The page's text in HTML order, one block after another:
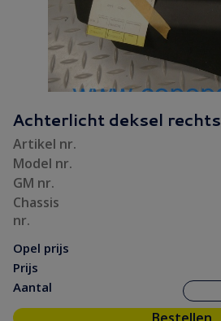
Achterlicht deksel rechts
Artikel nr.
Model nr.
GM nr.
Chassis
nr.
Opel prijs
Prijs
Aantal